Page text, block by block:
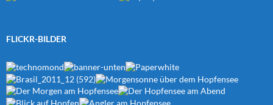
FLICKR-BILDER